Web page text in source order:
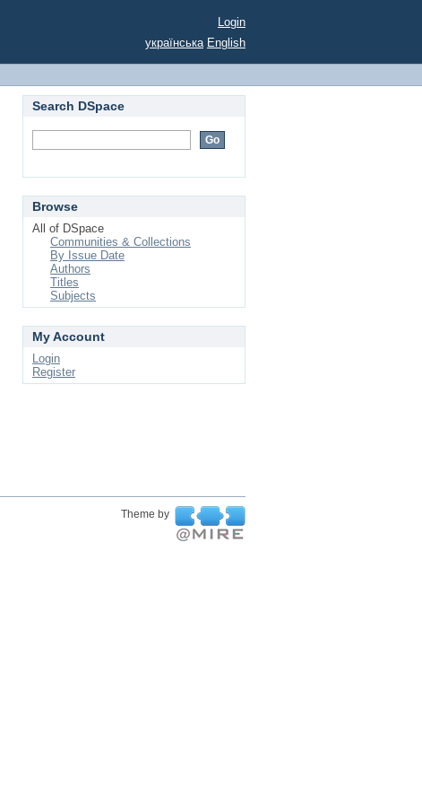
Login
українська English
Search DSpace
Browse
All of DSpace
Communities & Collections
By Issue Date
Authors
Titles
Subjects
My Account
Login
Register
Theme by